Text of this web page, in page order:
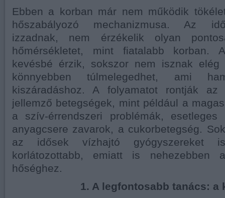
Ebben a korban már nem működik
hőszabályozó mechanizmusa. Az
izzadnak, nem érzékelik olyan
hőmérsékletet, mint fiatalabb korban.
kevésbé érzik, sokszor nem isznak elég
könnyebben túlmelegedhet, ami
kiszáradáshoz. A folyamatot rontják
jellemző betegségek, mint például a
a szív-érrendszeri problémák, esetleges
anyagcsere zavarok, a cukorbetegség.
az idősek vízhajtó gyógyszereket
korlátozottabb, emiatt is nehezebben
hőséghez.
1. A legfontosabb tanács: a